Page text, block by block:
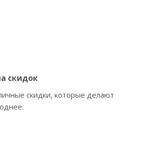
скидок
скидки, которые делают